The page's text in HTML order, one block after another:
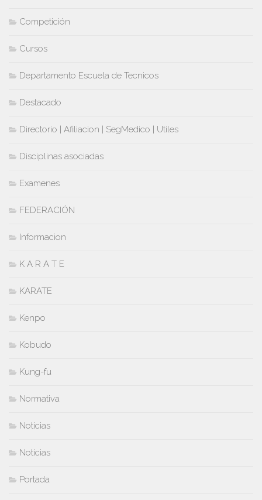
Competición
Cursos
Departamento Escuela de Tecnicos
Destacado
Directorio | Afiliacion | SegMedico | Utiles
Disciplinas asociadas
Examenes
FEDERACIÓN
Informacion
K A R A T E
KARATE
Kenpo
Kobudo
Kung-fu
Normativa
Noticias
Noticias
Portada